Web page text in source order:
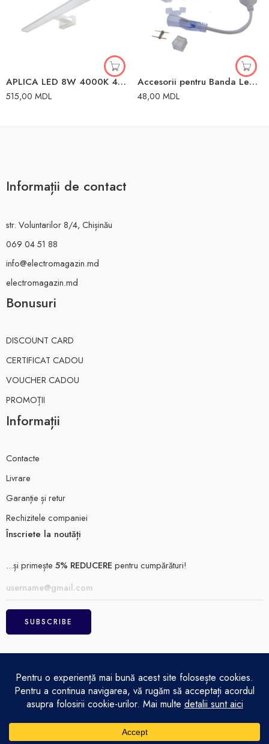
APLICA LED 8W 4000K 40CM IP44 ALBA KEIRA
515,00 MDL
Accesorii pentru Banda Led 220V 220V 220V Elmos
48,00 MDL
Informații de contact
str. Voluntarilor 8/4, Chișinău
069 04 51 88
info@electromagazin.md
electromagazin.md
Bonusuri
DISCOUNT CARD
CERTIFICAT CADOU
VOUCHER CADOU
PROMOȚII
Informații
Contacte
Livrare
Garanție și retur
Rechizitele companiei
Înscriete la noutăți
...și primește 5% REDUCERE pentru cumpărături!
ELECTRO MAGAZIN SRL© 2026
Achitare Politică de confidențialitate Termeni și condiții